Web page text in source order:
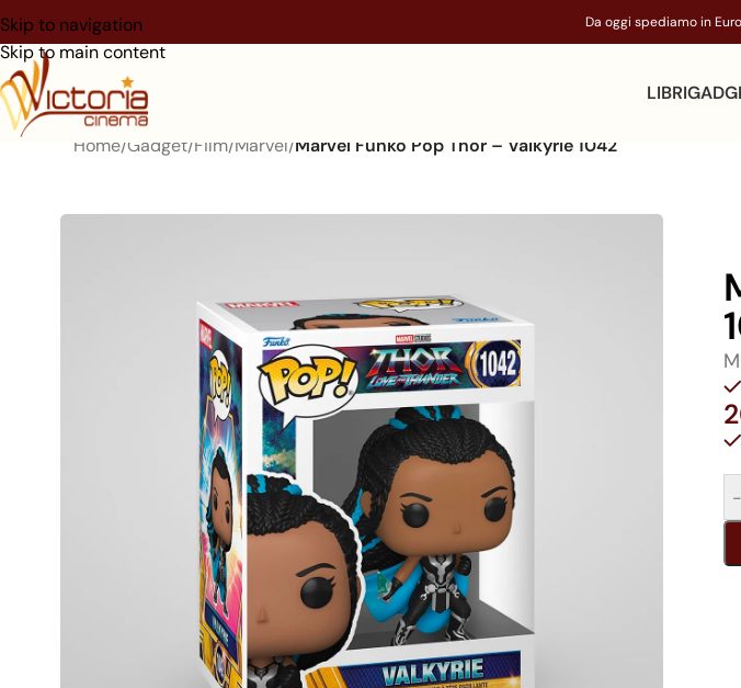
Skip to navigation
Skip to main content
Da oggi spediamo in
LIBRI
Home/Gadget/Film/Marvel/Marvel Funko Pop Thor – Valkyrie 1042
-